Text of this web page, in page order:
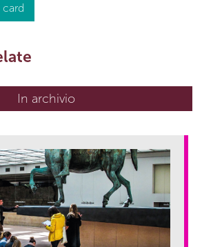
card
In archivio